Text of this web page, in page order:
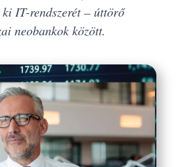
IT-rendszerét – úttörő
neobankok között.